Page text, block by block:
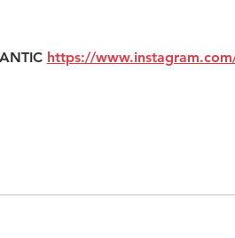
https://